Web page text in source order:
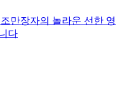
만장자의 놀라운 선한 영
다